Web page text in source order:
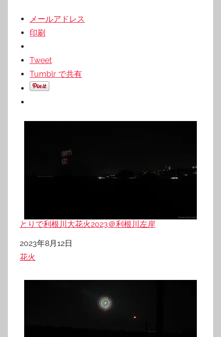
メールアドレス
印刷
Tweet
Tumblr で共有
とりで利根川大花火2023＠利根川左岸
日付
2023年8月12日
関連理由
花火